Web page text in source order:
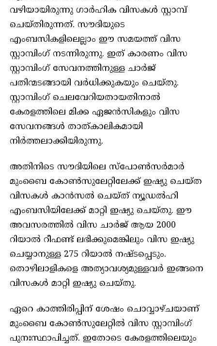
വഴിയായിരുന്നു ഗാര്‍ഹിക വിസകള്‍ സ്റ്റാമ്പ്
ചെയ്തിരുന്നത്. സൗദിയുടെ
എംബസികളിലെല്ലാം ഈ സമയത്ത് വിസ
സ്റ്റാമ്പിംഗ് നടന്നിരുന്നു. ഇത് കാരണം വിസ
സ്റ്റാമ്പിംഗ് സേവനത്തിനുള്ള ചാര്‍ജ്
പതിന്മടങ്ങായി വര്‍ധിക്കുകയും ചെയ്തു.
സ്റ്റാമ്പിംഗ് ചെലവേറിയതായതിനാല്‍
കേരളത്തിലെ മിക്ക ഏജന്‍സികളും വിസ
സേവനങ്ങള്‍ താത്കാലികമായി
നിര്‍ത്തലാക്കിയിരുന്നു.
അതിനിടെ സൗദിയിലെ സ്‌പോണ്‍സര്‍മാര്‍
മുംബൈ കോണ്‍സുലേറ്റിലേക്ക് ഇഷ്യു ചെയ്ത
വിസകള്‍ കാന്‍സല്‍ ചെയ്ത് ന്യൂഡല്‍ഹി
എംബസിയിലേക്ക് മാറ്റി ഇഷ്യു ചെയ്തു. ഈ
അവസരത്തില്‍ വിസ ചാര്‍ജ് ആയ 2000
റിയാല്‍ റീഫണ്ട് ലഭിക്കുമെങ്കിലും വിസ ഇഷ്യു
ചെയ്യാനുള്ള 275 റിയാല്‍ നഷ്ടപ്പെടും.
തൊഴിലാളികളെ അത്യാവശ്യമുള്ളവര്‍ ഇങ്ങനെ
വിസകള്‍ മാറ്റി ഇഷ്യു ചെയ്തു.
ഏറെ കാത്തിരിപ്പിന് ശേഷം ചൊവ്വാഴ്ചയാണ്
മുംബൈ കോണ്‍സുലേറ്റില്‍ വിസ സ്റ്റാമ്പിംഗ്
പുനഃസ്ഥാപിച്ചത്. ഇതോടെ കേരളത്തിലെയും